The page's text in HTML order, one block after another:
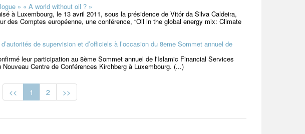
» « A world without oil ? »
à Luxembourg, le 13 avril 2011, sous la présidence de Vitór da Silva Caldeira,
des Comptes européenne, une conférence, “Oil in the global energy mix: Climate
de supervision et d’officiels à l’occasion du 8eme Sommet annuel de
leur participation au 8ème Sommet annuel de l'Islamic Financial Services
Centre de Conférences Kirchberg à Luxembourg. (...)
<< 1 2 >>